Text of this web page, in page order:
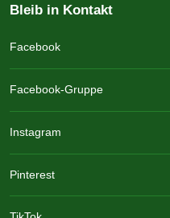
Bleib in Kontakt
Facebook
Facebook-Gruppe
Instagram
Pinterest